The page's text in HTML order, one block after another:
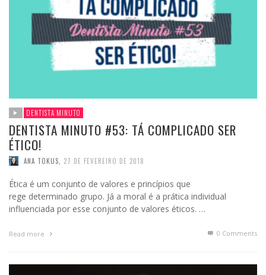
DENTISTA MINUTO
DENTISTA MINUTO #53: TÁ COMPLICADO SER
ÉTICO!
ANA TOKUS, 27 DE FEVEREIRO DE 2018
Ética é um conjunto de valores e princípios que
rege determinado grupo. Já a moral é a prática individual
influenciada por esse conjunto de valores éticos. …
Read more 0 Comments